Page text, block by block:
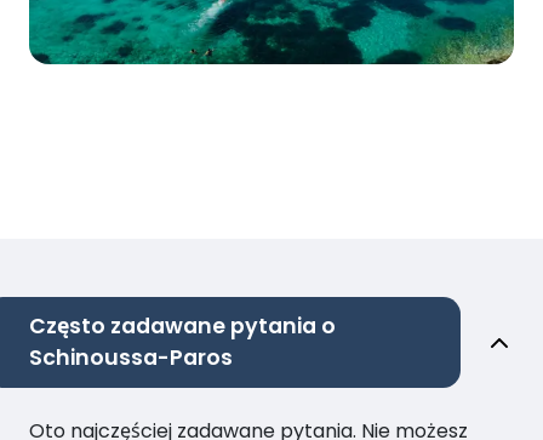
Często zadawane pytania o
Schinoussa-Paros
Oto najczęściej zadawane pytania. Nie możesz